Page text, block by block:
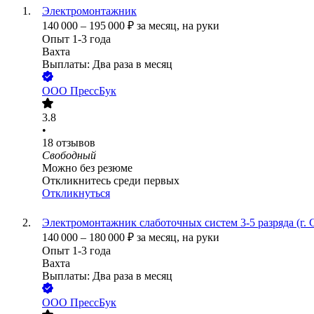
Электромонтажник
140 000 – 195 000 ₽ за месяц, на руки
Опыт 1-3 года
Вахта
Выплаты: Два раза в месяц
ООО ПрессБук
3.8
•
18 отзывов
Свободный
Можно без резюме
Откликнитесь среди первых
Откликнуться
Электромонтажник слаботочных систем 3-5 разряда
140 000 – 180 000 ₽ за месяц, на руки
Опыт 1-3 года
Вахта
Выплаты: Два раза в месяц
ООО ПрессБук